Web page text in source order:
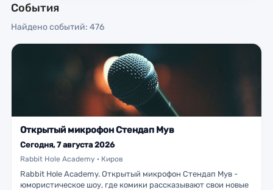
События
Найдено событий: 476
Открытый микрофон Стендап Мув
Сегодня, 7 августа 2026
Rabbit Hole Academy · Киров
Rabbit Hole Academy. Открытый микрофон Стендап Мув -
юмористическое шоу, где комики рассказывают свои новые